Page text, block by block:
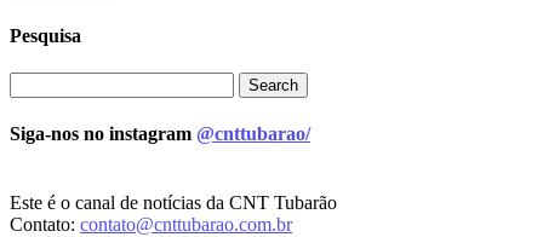
Pesquisa
Siga-nos no instagram @cnttubarao/
Este é o canal de notícias da CNT Tubarão
Contato: contato@cnttubarao.com.br